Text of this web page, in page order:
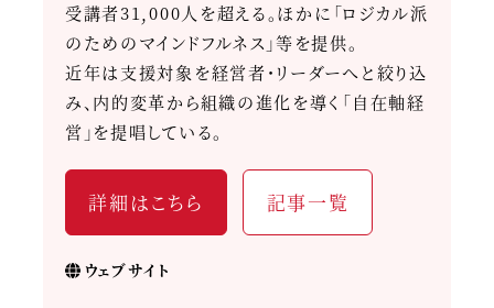
受講者31,000人を超える。ほかに「ロジカル派
のためのマインドフルネス」等を提供。
近年は支援対象を経営者・リーダーへと絞り込
み、内的変革から組織の進化を導く「自在軸経
営」を提唱している。
詳細はこちら 記事一覧
ウェブサイト